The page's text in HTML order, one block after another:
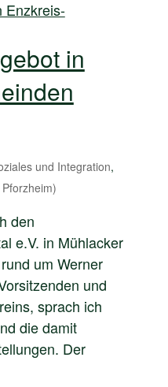
in
und Integration,
den
e.V. in Mühlacker
um Werner
und
sprach ich
die damit
Der